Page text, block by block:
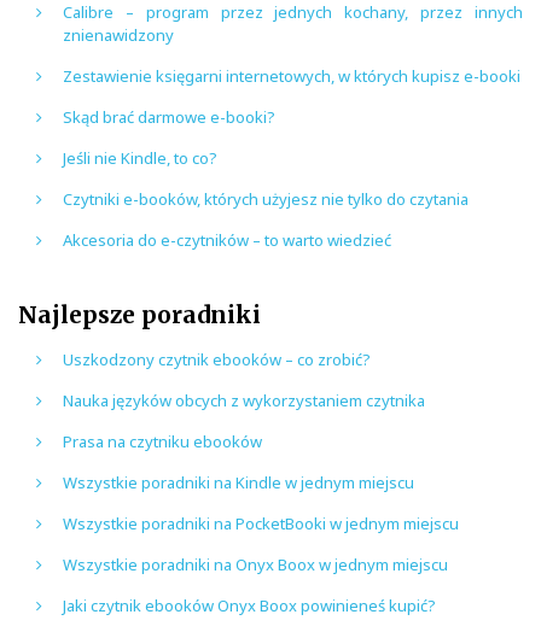
Calibre – program przez jednych kochany, przez innych
znienawidzony
Zestawienie księgarni internetowych, w których kupisz e-booki
Skąd brać darmowe e-booki?
Jeśli nie Kindle, to co?
Czytniki e-booków, których użyjesz nie tylko do czytania
Akcesoria do e-czytników – to warto wiedzieć
Najlepsze poradniki
Uszkodzony czytnik ebooków – co zrobić?
Nauka języków obcych z wykorzystaniem czytnika
Prasa na czytniku ebooków
Wszystkie poradniki na Kindle w jednym miejscu
Wszystkie poradniki na PocketBooki w jednym miejscu
Wszystkie poradniki na Onyx Boox w jednym miejscu
Jaki czytnik ebooków Onyx Boox powinieneś kupić?